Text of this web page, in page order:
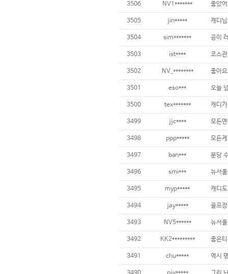
3506 NV1*******
3505 jin*****
3504 sim*******
3503 ist****
3502 NV_********
3501 eso***
3500 tex*******
3499 jjc****
3498 ppp*****
3497 ban***
3496 smi***
3495 myp*****
3494 jay*****
3493 NV5******
3492 KK2*********
3491 chu*****